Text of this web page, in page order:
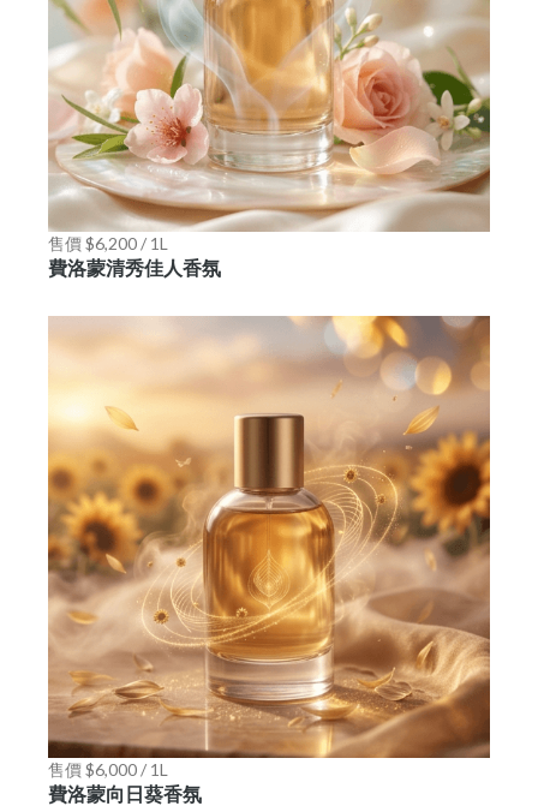
售價 $6,200 / 1L
費洛蒙清秀佳人香氛
售價 $6,000 / 1L
費洛蒙向日葵香氛